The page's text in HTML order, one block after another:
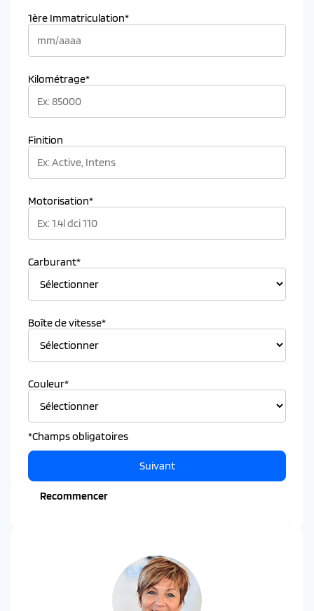
1ère Immatriculation*
Kilométrage*
Finition
Motorisation*
Carburant*
Boîte de vitesse*
Couleur*
*Champs obligatoires
Recommencer
Suivant